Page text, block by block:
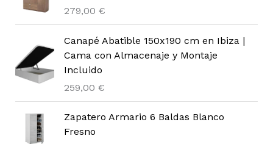
279,00 €
Canapé Abatible 150x190 cm en Ibiza |
Cama con Almacenaje y Montaje
Incluido
259,00 €
Zapatero Armario 6 Baldas Blanco
Fresno